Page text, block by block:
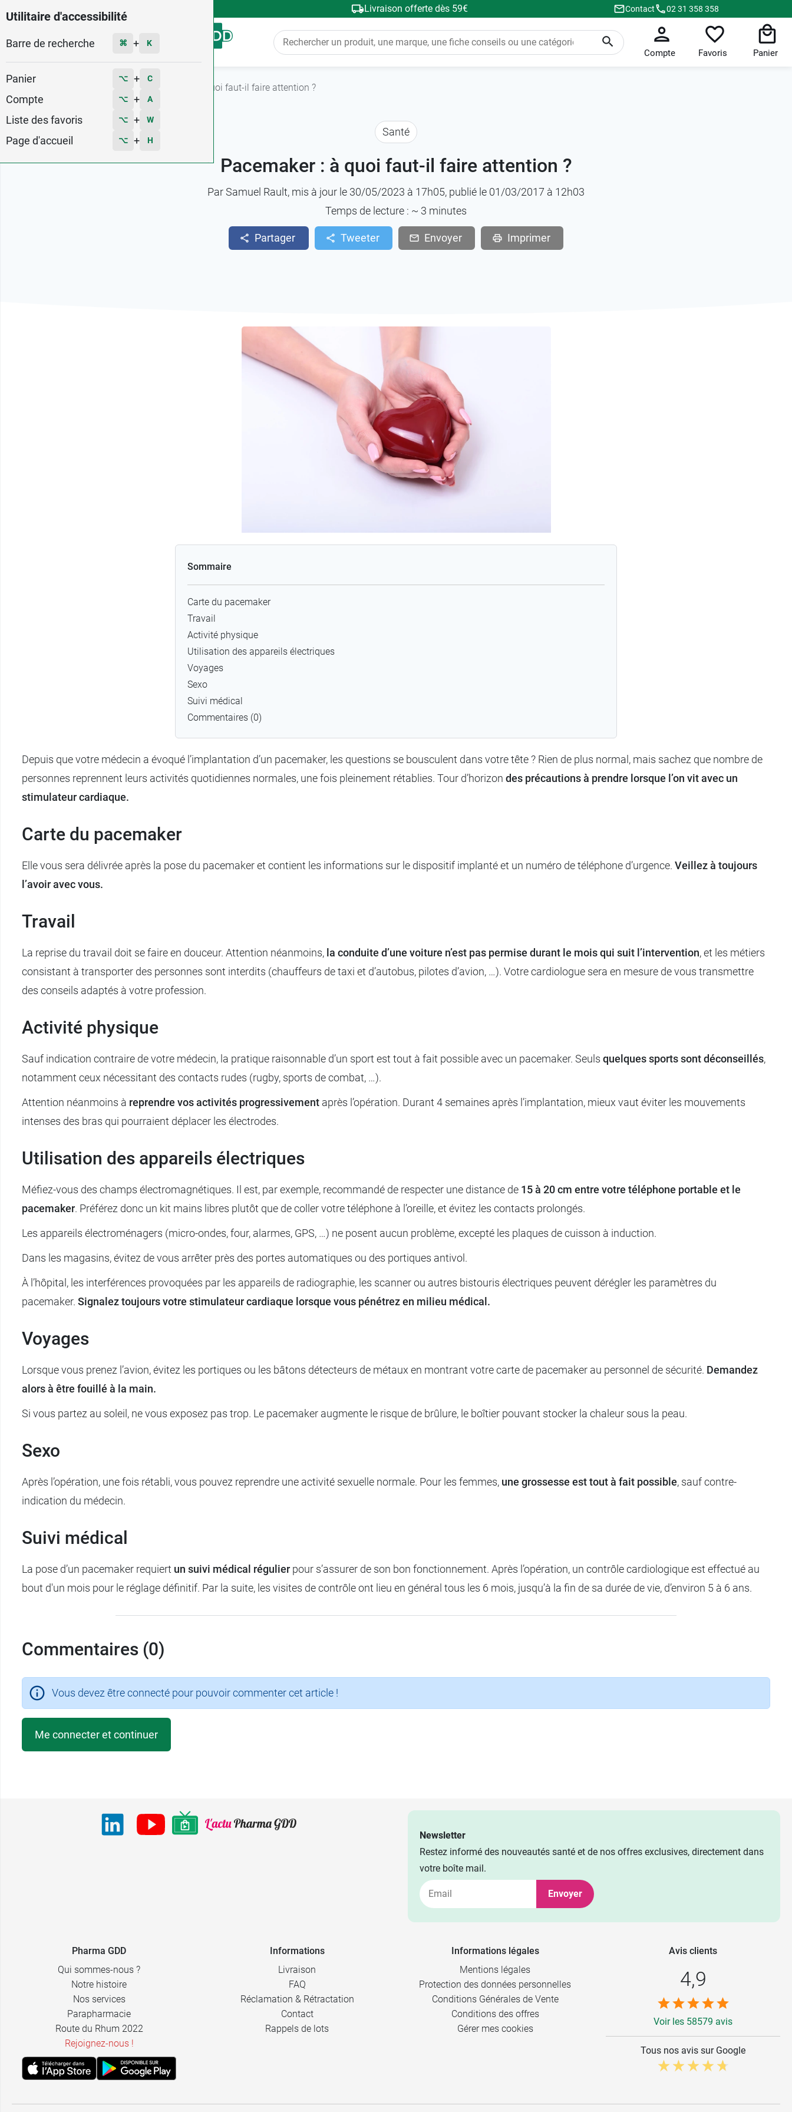
Utilitaire d'accessibilité
Barre de recherche ⌘ + K
Panier ⌥ + C
Compte ⌥ + A
Liste des favoris ⌥ + W
Page d'accueil ⌥ + H
Livraison offerte dès 59€ Contact 02 31 358 358
Menu
Compte Favoris Panier
Pacemaker : à quoi faut-il faire attention ?
Santé
Pacemaker : à quoi faut-il faire attention ?
ParSamuel Rault, mis à jour le 30/05/2023 à 17h05, publié le 01/03/2017 à 12h03
Temps de lecture : ~ 3 minutes
Partager Tweeter Envoyer Imprimer
Sommaire
Carte du pacemaker
Travail
Activité physique
Utilisation des appareils électriques
Voyages
Sexo
Suivi médical
Commentaires (0)
Depuis que votre médecin a évoqué l’implantation d’un pacemaker, les questions se bousculent dans votre tête ? Rien de plus normal, mais sachez que nombre de
personnes reprennent leurs activités quotidiennes normales, une fois pleinement rétablies. Tour d’horizon des précautions à prendre lorsque l’on vit avec un
stimulateur cardiaque.
Carte du pacemaker
Elle vous sera délivrée après la pose du pacemaker et contient les informations sur le dispositif implanté et un numéro de téléphone d’urgence. Veillez à toujours
l’avoir avec vous.
Travail
La reprise du travail doit se faire en douceur. Attention néanmoins, la conduite d’une voiture n’est pas permise durant le mois qui suit l’intervention, et les métiers
consistant à transporter des personnes sont interdits (chauffeurs de taxi et d’autobus, pilotes d’avion, …). Votre cardiologue sera en mesure de vous transmettre
des conseils adaptés à votre profession.
Activité physique
Sauf indication contraire de votre médecin, la pratique raisonnable d’un sport est tout à fait possible avec un pacemaker. Seuls quelques sports sont déconseillés,
notamment ceux nécessitant des contacts rudes (rugby, sports de combat, …).
Attention néanmoins à reprendre vos activités progressivement après l’opération. Durant 4 semaines après l’implantation, mieux vaut éviter les mouvements
intenses des bras qui pourraient déplacer les électrodes.
Utilisation des appareils électriques
Méfiez-vous des champs électromagnétiques. Il est, par exemple, recommandé de respecter une distance de 15 à 20 cm entre votre téléphone portable et le
pacemaker. Préférez donc un kit mains libres plutôt que de coller votre téléphone à l’oreille, et évitez les contacts prolongés.
Les appareils électroménagers (micro-ondes, four, alarmes, GPS, …) ne posent aucun problème, excepté les plaques de cuisson à induction.
Dans les magasins, évitez de vous arrêter près des portes automatiques ou des portiques antivol.
À l’hôpital, les interférences provoquées par les appareils de radiographie, les scanner ou autres bistouris électriques peuvent dérégler les paramètres du
pacemaker. Signalez toujours votre stimulateur cardiaque lorsque vous pénétrez en milieu médical.
Voyages
Lorsque vous prenez l’avion, évitez les portiques ou les bâtons détecteurs de métaux en montrant votre carte de pacemaker au personnel de sécurité. Demandez
alors à être fouillé à la main.
Si vous partez au soleil, ne vous exposez pas trop. Le pacemaker augmente le risque de brûlure, le boîtier pouvant stocker la chaleur sous la peau.
Sexo
Après l’opération, une fois rétabli, vous pouvez reprendre une activité sexuelle normale. Pour les femmes, une grossesse est tout à fait possible, sauf contre-
indication du médecin.
Suivi médical
La pose d’un pacemaker requiert un suivi médical régulier pour s’assurer de son bon fonctionnement. Après l’opération, un contrôle cardiologique est effectué au
bout d'un mois pour le réglage définitif. Par la suite, les visites de contrôle ont lieu en général tous les 6 mois, jusqu’à la fin de sa durée de vie, d’environ 5 à 6 ans.
Commentaires (0)
Vous devez être connecté pour pouvoir commenter cet article !
Me connecter et continuer
Newsletter
Restez informé des nouveautés santé et de nos offres exclusives, directement dans
votre boîte mail.
Envoyer
Pharma GDD
Qui sommes-nous ?
Notre histoire
Nos services
Parapharmacie
Route du Rhum 2022
Rejoignez-nous !
Informations
Livraison
FAQ
Réclamation & Rétractation
Contact
Rappels de lots
Informations légales
Mentions légales
Protection des données personnelles
Conditions Générales de Vente
Conditions des offres
Gérer mes cookies
Avis clients
4,9
Voir les 58579 avis
Tous nos avis sur Google